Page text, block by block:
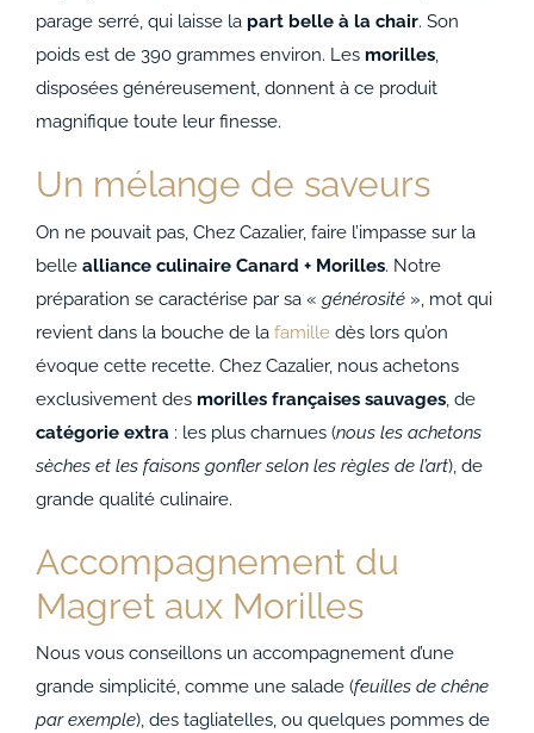
parage serré, qui laisse la part belle à la chair. Son
poids est de 390 grammes environ. Les morilles,
disposées généreusement, donnent à ce produit
magnifique toute leur finesse.
Un mélange de saveurs
On ne pouvait pas, Chez Cazalier, faire l’impasse sur la
belle alliance culinaire Canard + Morilles. Notre
préparation se caractérise par sa « générosité», mot qui
revient dans la bouche de la familledès lors qu’on
évoque cette recette. Chez Cazalier, nous achetons
exclusivement des morilles françaises sauvages, de
catégorie extra: les plus charnues (nous les achetons
sèches et les faisons gonfler selon les règles de l’art), de
grande qualité culinaire.
Accompagnement du
Magret aux Morilles
Nous vous conseillons un accompagnement d’une
grande simplicité, comme une salade (feuilles de chêne
par exemple), des tagliatelles, ou quelques pommes de